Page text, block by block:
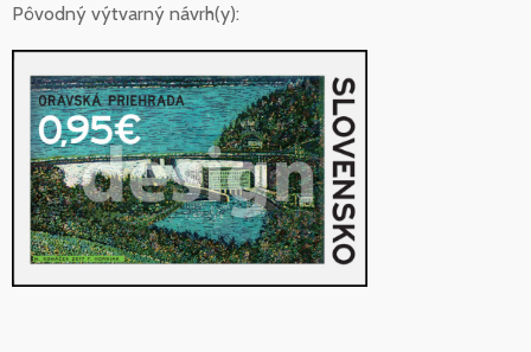
Pôvodný výtvarný návrh(y):